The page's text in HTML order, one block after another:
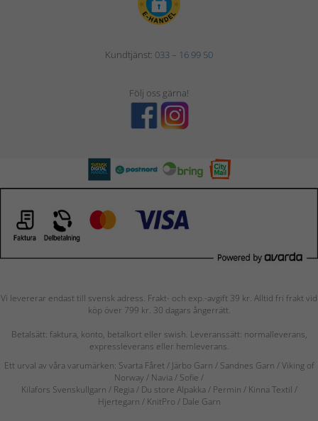
Kundtjänst: 033 – 16 99 50
Följ oss gärna!
Vi levererar endast till svensk adress. Frakt- och exp.-avgift 39 kr. Alltid fri frakt vid
köp över 799 kr. 30 dagars ångerrätt.
Betalsätt: faktura, konto, betalkort eller swish. Leveranssätt: normalleverans,
expressleverans eller hemleverans.
Ett urval av våra varumärken: Svarta Fåret / Järbo Garn / Sandnes Garn / Viking of
Norway / Navia/ Sofie /
Kilafors Svenskullgarn / Regia / Du store Alpakka / Permin / Kinna Textil /
Hjertegarn / KnitPro / Dale Garn